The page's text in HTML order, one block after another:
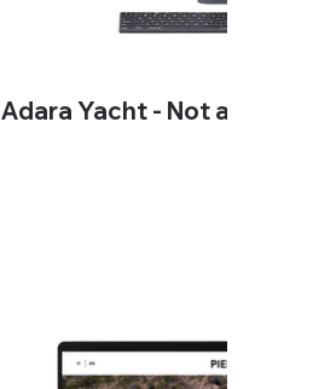
Adara Yacht - Not a